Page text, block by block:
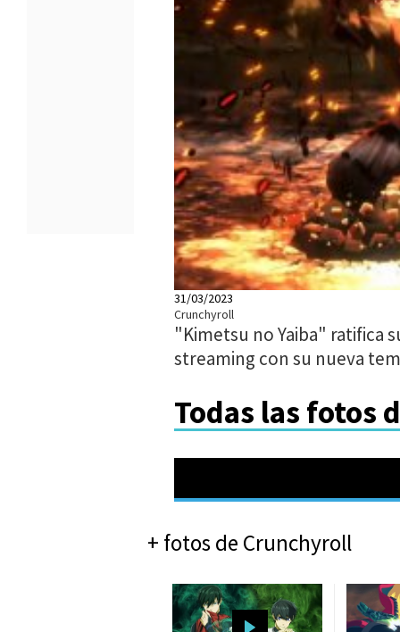
31/03/2023
Crunchyroll
"Kimetsu no Yaiba" ratifica
streaming con su nueva
Todas las fotos
+ fotos de Crunchyroll